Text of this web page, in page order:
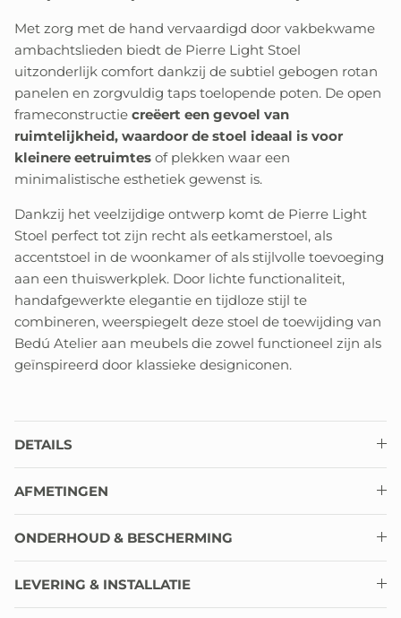
Met zorg met de hand vervaardigd door vakbekwame
ambachtslieden biedt de Pierre Light Stoel
uitzonderlijk comfort dankzij de subtiel gebogen rotan
panelen en zorgvuldig taps toelopende poten. De open
frameconstructie creëert een gevoel van
ruimtelijkheid, waardoor de stoel ideaal is voor
kleinere eetruimtes of plekken waar een
minimalistische esthetiek gewenst is.
Dankzij het veelzijdige ontwerp komt de Pierre Light
Stoel perfect tot zijn recht als eetkamerstoel, als
accentstoel in de woonkamer of als stijlvolle toevoeging
aan een thuiswerkplek. Door lichte functionaliteit,
handafgewerkte elegantie en tijdloze stijl te
combineren, weerspiegelt deze stoel de toewijding van
Bedú Atelier aan meubels die zowel functioneel zijn als
geïnspireerd door klassieke designiconen.
DETAILS
AFMETINGEN
ONDERHOUD & BESCHERMING
LEVERING & INSTALLATIE